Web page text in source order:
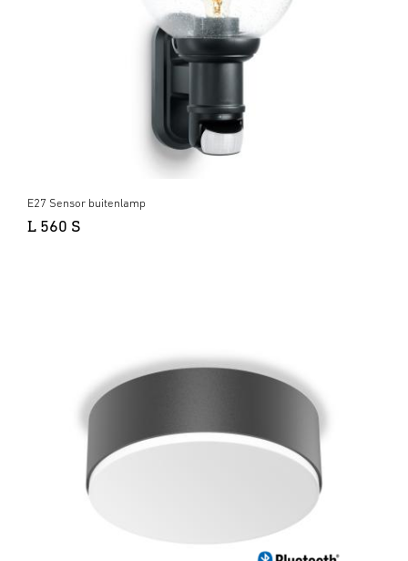
E27 Sensor buitenlamp
L 560 S